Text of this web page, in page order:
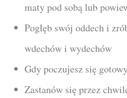
maty pod sobą lub
Pogłęb swój oddech i
wdechów i wydechów
Gdy poczujesz się
Zastanów się przez